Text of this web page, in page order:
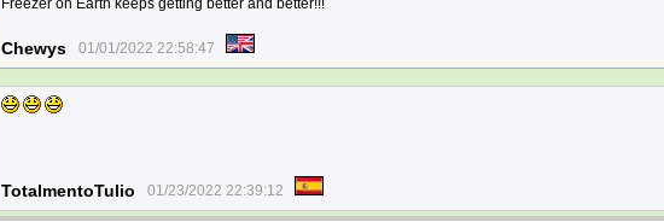
Freezer on Earth keeps getting better and better!!!
Chewys 01/01/2022 22:58:47
TotalmentoTulio 01/23/2022 22:39:12